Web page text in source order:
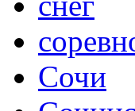
Сочи